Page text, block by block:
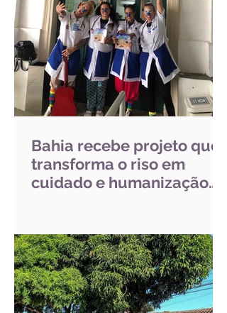
Bahia recebe projeto que
transforma o riso em
cuidado e humanização